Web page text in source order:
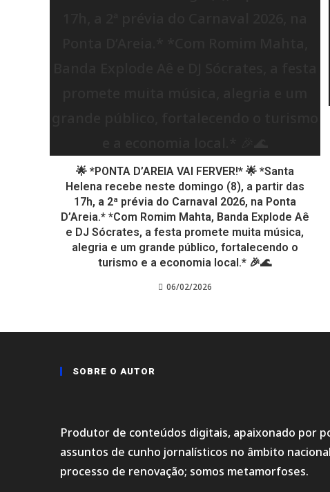
🌟 *PONTA D’AREIA VAI FERVER!* 🌟 *Santa
Helena recebe neste domingo (8), a partir das
17h, a 2ª prévia do Carnaval 2026, na Ponta
D’Areia.* *Com Romim Mahta, Banda Explode Aê
e DJ Sócrates, a festa promete muita música,
alegria e um grande público, fortalecendo o
turismo e a economia local.* 🎉🌊
06/02/2026
SOBRE O AUTOR
Produtor de conteúdos digitais, apaixonado por
assuntos de cunho jornalísticos no âmbito
processo de renovação; somos metamorfoses.